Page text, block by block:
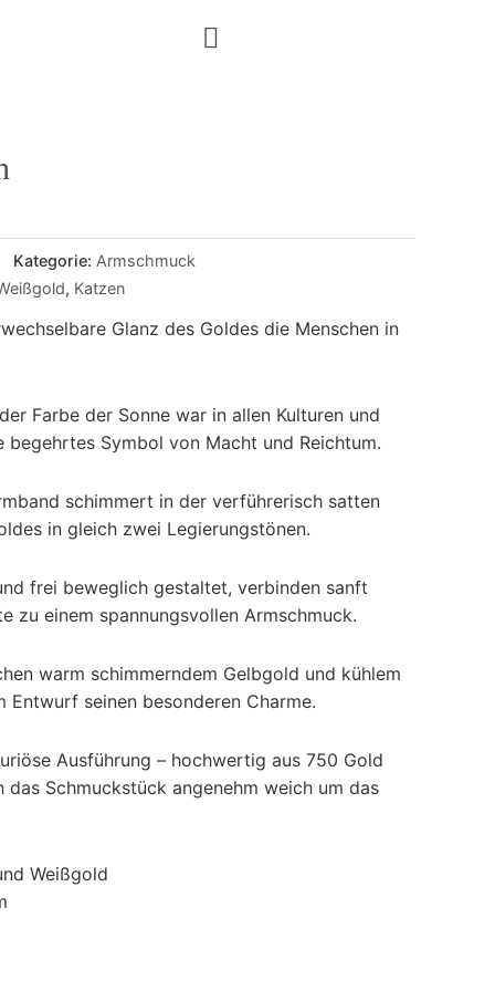
Kategorie: Armschmuck
, Katzen
Glanz des Goldes die Menschen in
Farbe der Sonne war in allen Kulturen und
begehrtes Symbol von Macht und Reichtum.
schimmert in der verführerisch satten
in gleich zwei Legierungstönen.
frei beweglich gestaltet, verbinden sanft
zu einem spannungsvollen Armschmuck.
warm schimmerndem Gelbgold und kühlem
Entwurf seinen besonderen Charme.
Ausführung – hochwertig aus 750 Gold
Schmuckstück angenehm weich um das
Weißgold